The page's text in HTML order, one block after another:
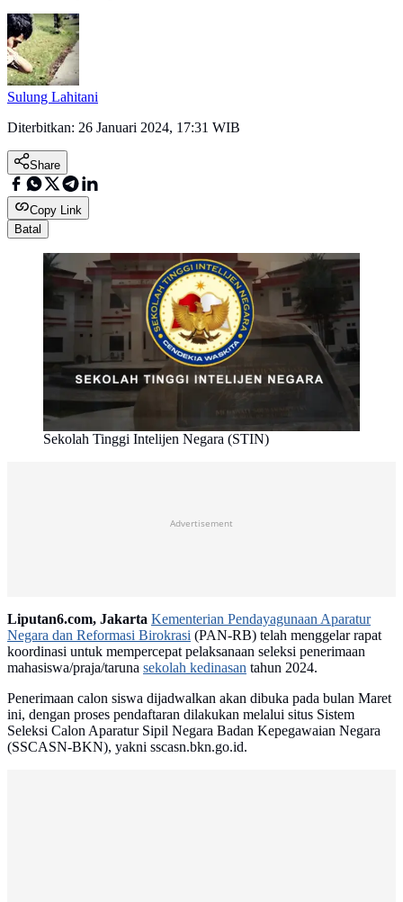
Sulung Lahitani
Diterbitkan: 26 Januari 2024, 17:31 WIB
Share
Copy Link
Batal
Sekolah Tinggi Intelijen Negara (STIN)
Advertisement
Liputan6.com, Jakarta Kementerian Pendayagunaan Aparatur
Negara dan Reformasi Birokrasi (PAN-RB) telah menggelar rapat
koordinasi untuk mempercepat pelaksanaan seleksi penerimaan
mahasiswa/praja/taruna sekolah kedinasan tahun 2024.
Penerimaan calon siswa dijadwalkan akan dibuka pada bulan Maret
ini, dengan proses pendaftaran dilakukan melalui situs Sistem
Seleksi Calon Aparatur Sipil Negara Badan Kepegawaian Negara
(SSCASN-BKN), yakni sscasn.bkn.go.id.